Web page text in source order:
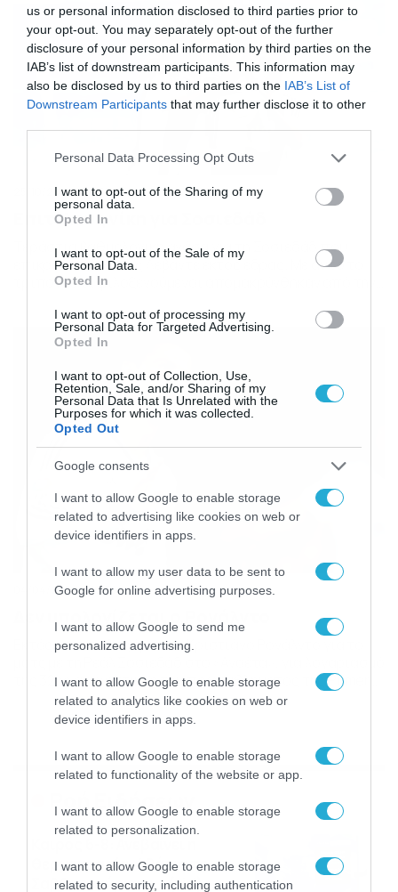
us or personal information disclosed to third parties prior to
your opt-out. You may separately opt-out of the further
disclosure of your personal information by third parties on the
IAB’s list of downstream participants. This information may
also be disclosed by us to third parties on the IAB’s List of
Downstream Participants that may further disclose it to other
Please note that this website/app uses one or more Google
not limited to your visit or usage behaviour. You may click to
grant or deny consent to Google and its third-party tags to
use your data for below specified purposes in below Google
consent section.
Personal Data Processing Opt Outs
I want to opt-out of the Sharing of my
personal data.
Opted In
I want to opt-out of the Sale of my
Personal Data.
Opted In
I want to opt-out of processing my
Personal Data for Targeted Advertising.
Opted In
I want to opt-out of Collection, Use,
Retention, Sale, and/or Sharing of my
Personal Data that Is Unrelated with the
Purposes for which it was collected.
Opted Out
Google consents
I want to allow Google to enable storage
related to advertising like cookies on web or
device identifiers in apps.
I want to allow my user data to be sent to
Google for online advertising purposes.
I want to allow Google to send me
personalized advertising.
I want to allow Google to enable storage
related to analytics like cookies on web or
device identifiers in apps.
I want to allow Google to enable storage
related to functionality of the website or app.
I want to allow Google to enable storage
related to personalization.
I want to allow Google to enable storage
related to security, including authentication
25/10/2015 18:57
Επιτέλους νίκη για Σοσιεδάδ
Τεράστια βαθμολογική ανάσα για τη Σοσιεδάδ που
επικράτησε 4-0 της Λεβάντε εκτός έδρας. Με αυτό το
τρίποντο οι φιλοξενούμενοι απομακρύνθηκαν από την
έκαναν μία πειστική εμφάνιση. Με το «καλημέρα» ο
Κάρλος Βέλα έκανε το 0-1 στο 28ο λεπτό, με τον
Αγκιρέτσε στο 35′ να πετυχαίνει το 2-0. […]
04/04/2014 19:36
Δεν υπολογίζεται ο Ρονάλντο
Εκτός αποστολής έμεινε ο Κριστιάνο Ρονάλντο για το
της 32ης αγωνιστικής του πρωταθλήματος της Primera
Division (05/04). Το τεχνικό τιμ των «μερένγκες» έθεσε
νοκ άουτ τον Πορτογάλο άσσο για τον εκτός έδρας
ανάσες και αφετέρου να […]
Ροή Ειδήσεων
θερμοκρασία, 40άρια το
Σαββατοκύριακο… (vid)